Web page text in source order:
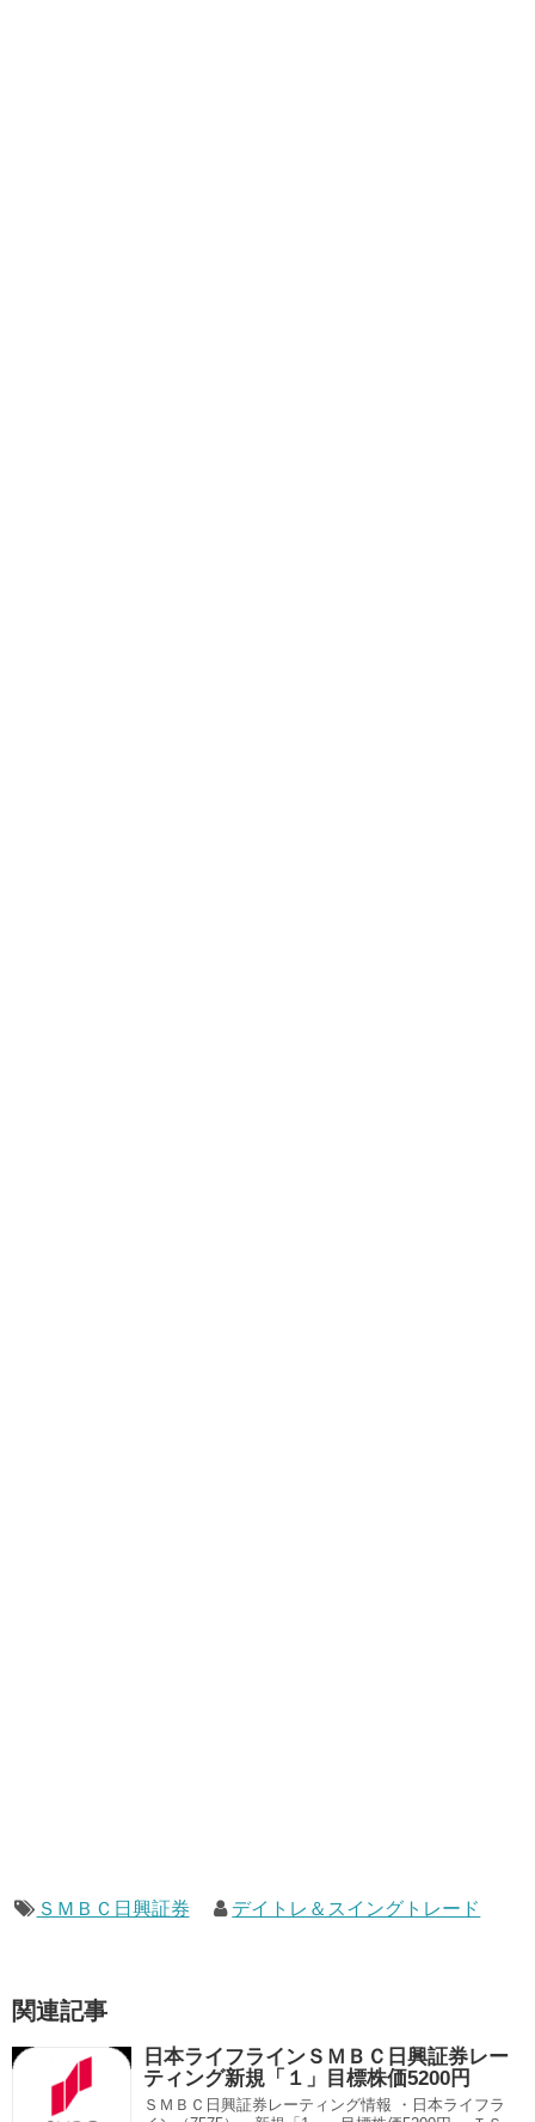
ＳＭＢＣ日興証券 デイトレ＆スイングトレード
関連記事
日本ライフラインＳＭＢＣ日興証券レー
ティング新規「１」目標株価5200円
ＳＭＢＣ日興証券レーティング情報 ・日本ライフラ